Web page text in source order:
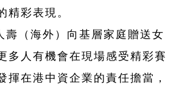
精彩表現。
壽（海外）向基層家庭贈送女
多人有機會在現場感受精彩賽
揮在港中資企業的責任擔當，